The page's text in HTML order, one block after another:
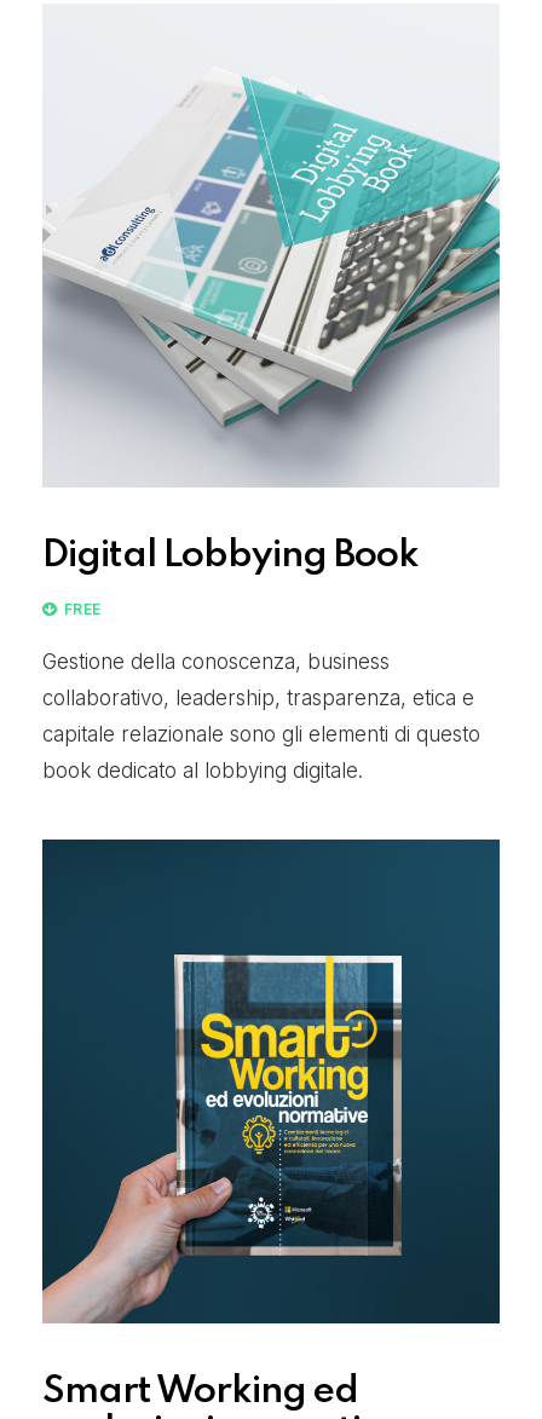
Digital Lobbying Book
FREE
Gestione della conoscenza, business
collaborativo, leadership, trasparenza, etica e
capitale relazionale sono gli elementi di questo
book dedicato al lobbying digitale.
Smart Working ed